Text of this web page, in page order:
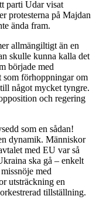
parti Udar visat
protesterna på Majdan
ända fram.
allmängiltigt än en
skulle kunna kalla det
började med
som förhoppningar om
något mycket tyngre.
och regering
som en sådan!
dynamik. Människor
med EU var så
ska gå – enkelt
med
utsträckning en
tillställning.